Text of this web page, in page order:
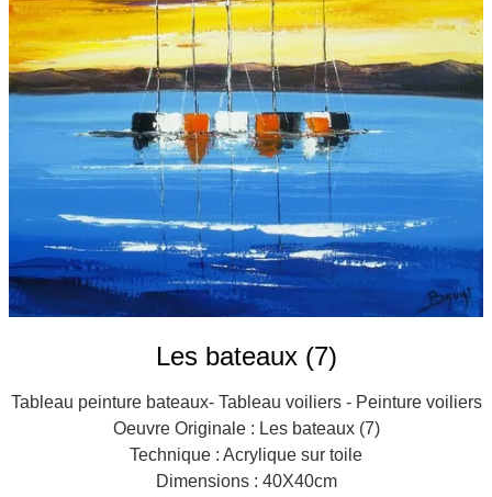
Contact
Newsletter
BLOG
Français
Les bateaux (7)
Tableau peinture bateaux- Tableau voiliers - Peinture voiliers
Oeuvre Originale : Les bateaux (7)
Technique : Acrylique sur toile
Dimensions : 40X40cm